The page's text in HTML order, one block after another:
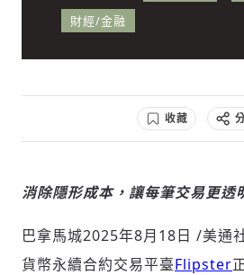
科技
社會
財經/金融
收藏
消除隱形成本，讓每筆交易更透
巴拿馬城2025年8月18日 /美通
貨幣永續合約交易平臺Flipster